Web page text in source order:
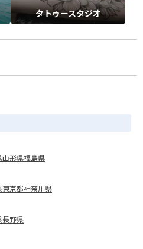
タトゥースタジオ
山形県福島県
東京都神奈川県
長野県